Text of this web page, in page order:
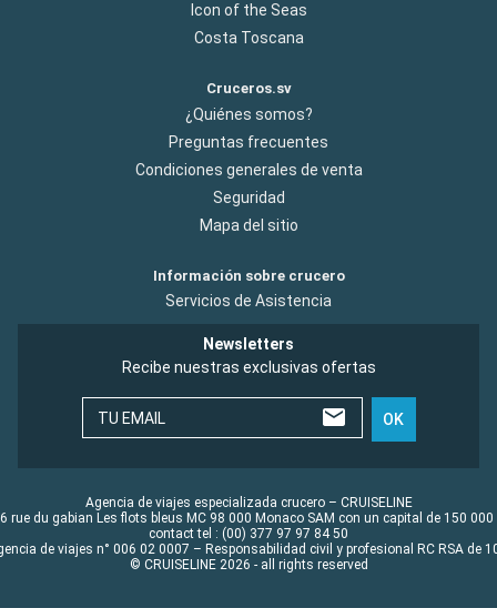
Icon of the Seas
Costa Toscana
Cruceros.sv
¿Quiénes somos?
Preguntas frecuentes
Condiciones generales de venta
Seguridad
Mapa del sitio
Información sobre crucero
Servicios de Asistencia
Newsletters
Recibe nuestras exclusivas ofertas
TU EMAIL OK
Agencia de viajes especializada crucero – CRUISELINE
rue du gabian Les flots bleus MC 98 000 Monaco SAM con un capital de 150 000
contact tel : (00) 377 97 97 84 50
de viajes n° 006 02 0007 – Responsabilidad civil y profesional RC RSA de
© CRUISELINE 2026 - all rights reserved